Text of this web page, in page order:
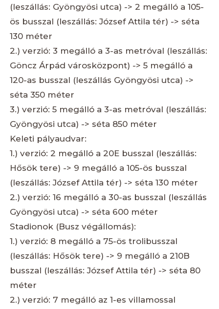
(leszállás: Gyöngyösi utca) -> 2 megálló a 105-
ös busszal (leszállás: József Attila tér) -> séta
130 méter
2.) verzió: 3 megálló a 3-as metróval (leszállás:
Göncz Árpád városközpont) -> 5 megálló a
120-as busszal (leszállás Gyöngyösi utca) ->
séta 350 méter
3.) verzió: 5 megálló a 3-as metróval (leszállás:
Gyöngyösi utca) -> séta 850 méter
Keleti pályaudvar:
1.) verzió: 2 megálló a 20E busszal (leszállás:
Hősök tere) -> 9 megálló a 105-ös busszal
(leszállás: József Attila tér) -> séta 130 méter
2.) verzió: 16 megálló a 30-as busszal (leszállás
Gyöngyösi utca) -> séta 600 méter
Stadionok (Busz végállomás):
1.) verzió: 8 megálló a 75-ös trolibusszal
(leszállás: Hősök tere) -> 9 megálló a 210B
busszal (leszállás: József Attila tér) -> séta 80
méter
2.) verzió: 7 megálló az 1-es villamossal